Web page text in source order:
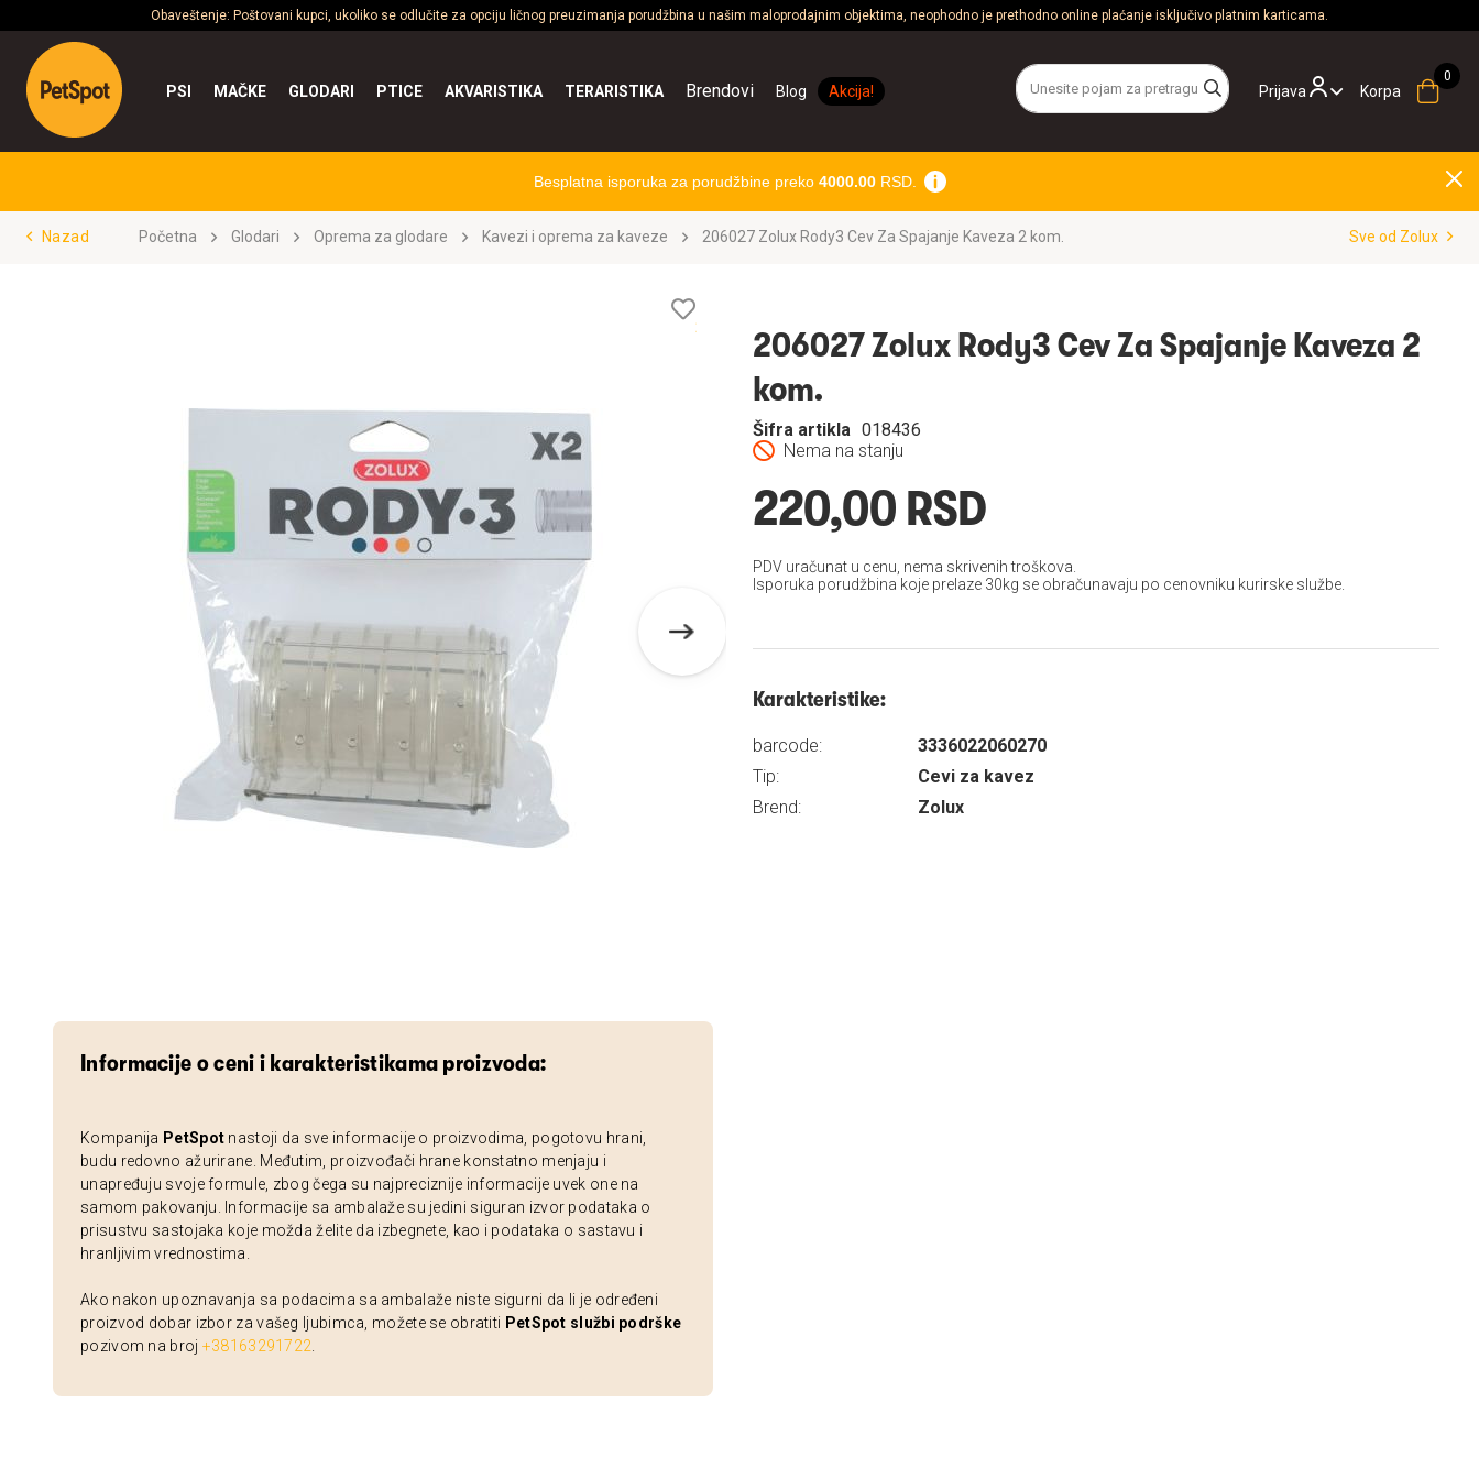
Obaveštenje: Poštovani kupci, ukoliko se odlučite za opciju ličnog preuzimanja porudžbina u našim maloprodajnim objektima, neophodno je prethodno online plaćanje isključivo platnim karticama.
Prijava
PSI MAČKE GLODARI PTICE AKVARISTIKA TERARISTIKA Brendovi Blog Akcija! Korpa
Besplatna isporuka za porudžbine preko 4000.00RSD.
Nazad Početna Glodari Oprema za glodare Kavezi i oprema za kaveze 206027 Zolux Rody3 Cev Za Spajanje Kaveza 2 kom. Sve od Zolux
Informacije o ceni i karakteristikama proizvoda:
Kompanija PetSpot nastoji da sve informacije o proizvodima, pogotovu hrani,
budu redovno ažurirane. Međutim, proizvođači hrane konstatno menjaju i
unapređuju svoje formule, zbog čega su najpreciznije informacije uvek one na
samom pakovanju. Informacije sa ambalaže su jedini siguran izvor podataka o
prisustvu sastojaka koje možda želite da izbegnete, kao i podataka o sastavu i
hranljivim vrednostima.
Ako nakon upoznavanja sa podacima sa ambalaže niste sigurni da li je određeni
proizvod dobar izbor za vašeg ljubimca, možete se obratiti PetSpot službi podrške
pozivom na broj +38163291722
želja
206027 Zolux Rody3 Cev Za Spajanje Kaveza 2
kom.
Nema na stanju
Šifra artikla 018436
220,00 RSD
PDV uračunat u cenu, nema skrivenih troškova.
Isporuka porudžbina koje prelaze 30kg se obračunavaju po cenovniku kurirske službe.
Karakteristike:
barcode:
3336022060270
Tip:
Cevi za kavez
Brend:
Zolux